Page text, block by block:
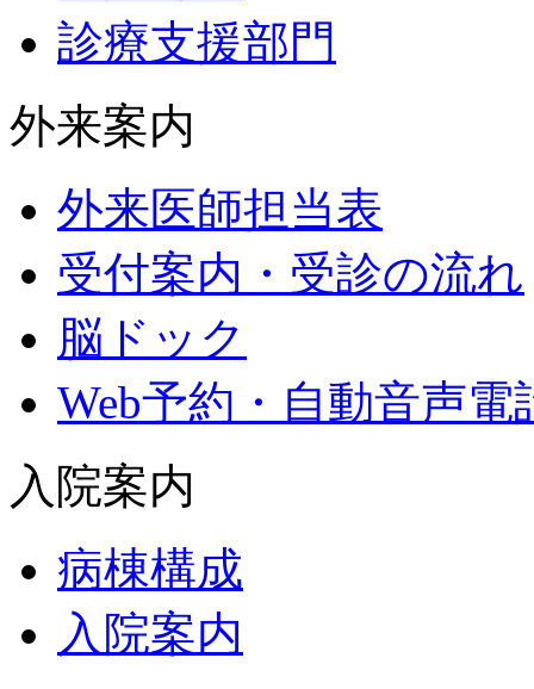
診療支援部門
外来案内
外来医師担当表
受付案内・受診の流れ
脳ドック
Web予約・自動音声電
入院案内
病棟構成
入院案内